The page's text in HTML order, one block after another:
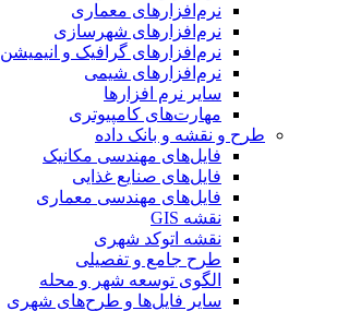
نرم‌افزارهای معماری
نرم‌افزارهای شهرسازی
نرم‌افزارهای گرافیک و انیمیشن
نرم‌افزارهای شیمی
سایر نرم افزارها
مهارت‌های کامپیوتری
طرح و نقشه و بانک داده
فایل‌های مهندسی مکانیک
فایل‌های صنایع غذایی
فایل‌های مهندسی معماری
نقشه GIS
نقشه اتوکد شهری
طرح جامع و تفصیلی
الگوی توسعه شهر و محله
سایر فایل‌ها و طرح‌های شهری